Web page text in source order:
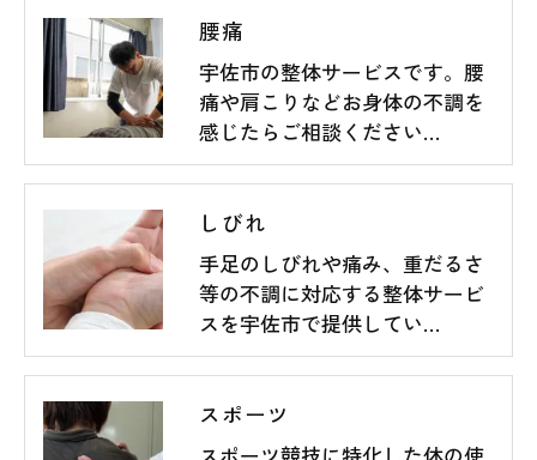
腰痛
宇佐市の整体サービスです。腰
痛や肩こりなどお身体の不調を
感じたらご相談ください…
しびれ
手足のしびれや痛み、重だるさ
等の不調に対応する整体サービ
スを宇佐市で提供してい…
スポーツ